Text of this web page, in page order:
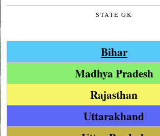
STATE GK
Bihar
Madhya Pradesh
Rajasthan
Uttarakhand